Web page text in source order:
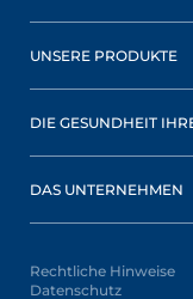
UNSERE PRODUKTE
DIE GESUNDHEIT
DAS UNTERNEHMEN
Rechtliche Hinweise
Datenschutz